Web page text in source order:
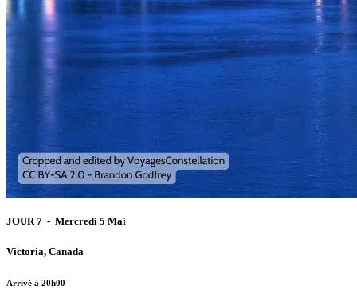
JOUR 7 - Mercredi 5 Mai
Victoria, Canada
Arrivé à 20h00